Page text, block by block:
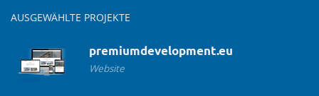
AUSGEWÄHLTE PROJEKTE
premiumdevelopment.eu
Website